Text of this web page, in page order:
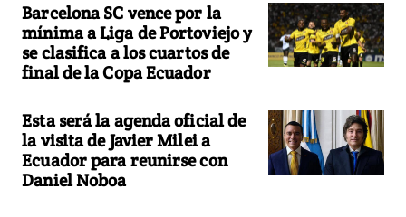
Barcelona SC vence por la
mínima a Liga de Portoviejo y
se clasifica a los cuartos de
final de la Copa Ecuador
Esta será la agenda oficial de
la visita de Javier Milei a
Ecuador para reunirse con
Daniel Noboa